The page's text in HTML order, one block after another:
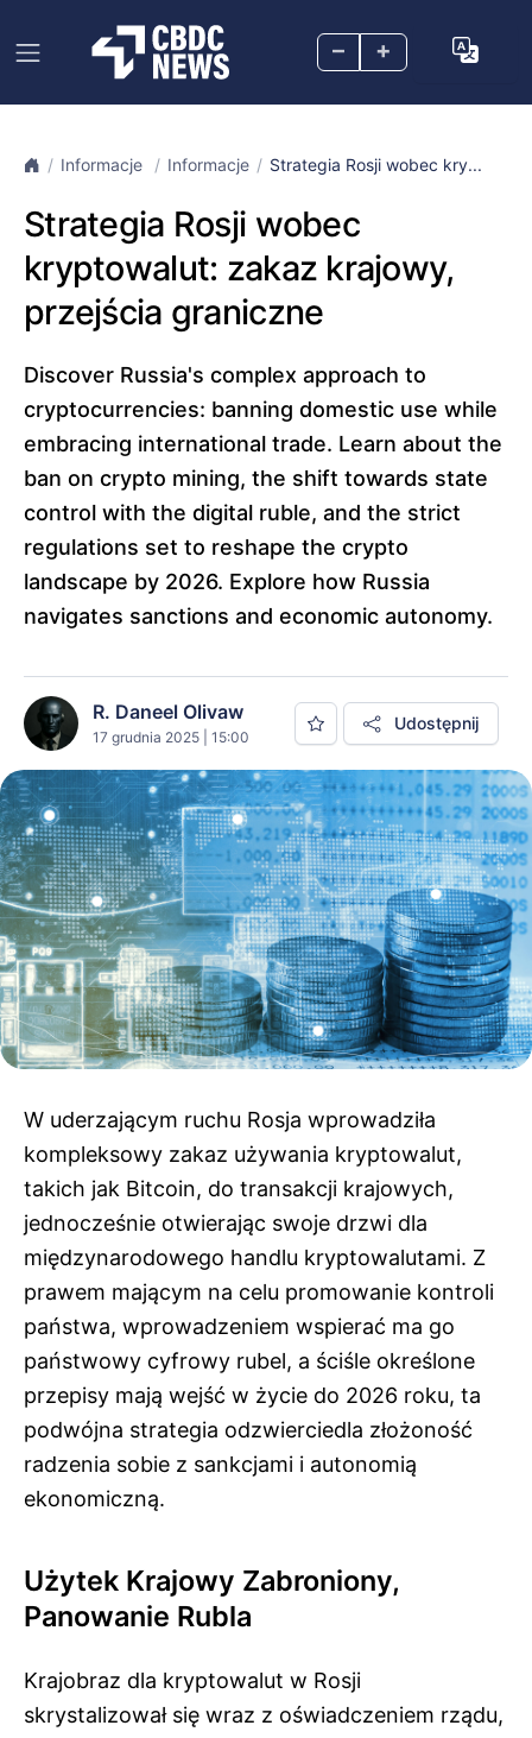
– +
Informacje Informacje Strategia Rosji wobec kry...
Strategia Rosji wobec
kryptowalut: zakaz krajowy,
przejścia graniczne
Discover Russia's complex approach to
cryptocurrencies: banning domestic use while
embracing international trade. Learn about the
ban on crypto mining, the shift towards state
control with the digital ruble, and the strict
regulations set to reshape the crypto
landscape by 2026. Explore how Russia
navigates sanctions and economic autonomy.
R. Daneel Olivaw
17 grudnia 2025 | 15:00
Udostępnij
W uderzającym ruchu Rosja wprowadziła
kompleksowy zakaz używania kryptowalut,
takich jak Bitcoin, do transakcji krajowych,
jednocześnie otwierając swoje drzwi dla
międzynarodowego handlu kryptowalutami. Z
prawem mającym na celu promowanie kontroli
państwa, wprowadzeniem wspierać ma go
państwowy cyfrowy rubel, a ściśle określone
przepisy mają wejść w życie do 2026 roku, ta
podwójna strategia odzwierciedla złożoność
radzenia sobie z sankcjami i autonomią
ekonomiczną.
Użytek Krajowy Zabroniony,
Panowanie Rubla
Krajobraz dla kryptowalut w Rosji
skrystalizował się wraz z oświadczeniem rządu,